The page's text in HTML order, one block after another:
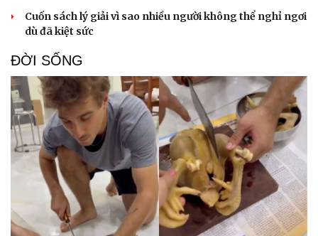
Cuốn sách lý giải vì sao nhiều người không thể nghỉ ngơi
dù đã kiệt sức
ĐỜI SỐNG